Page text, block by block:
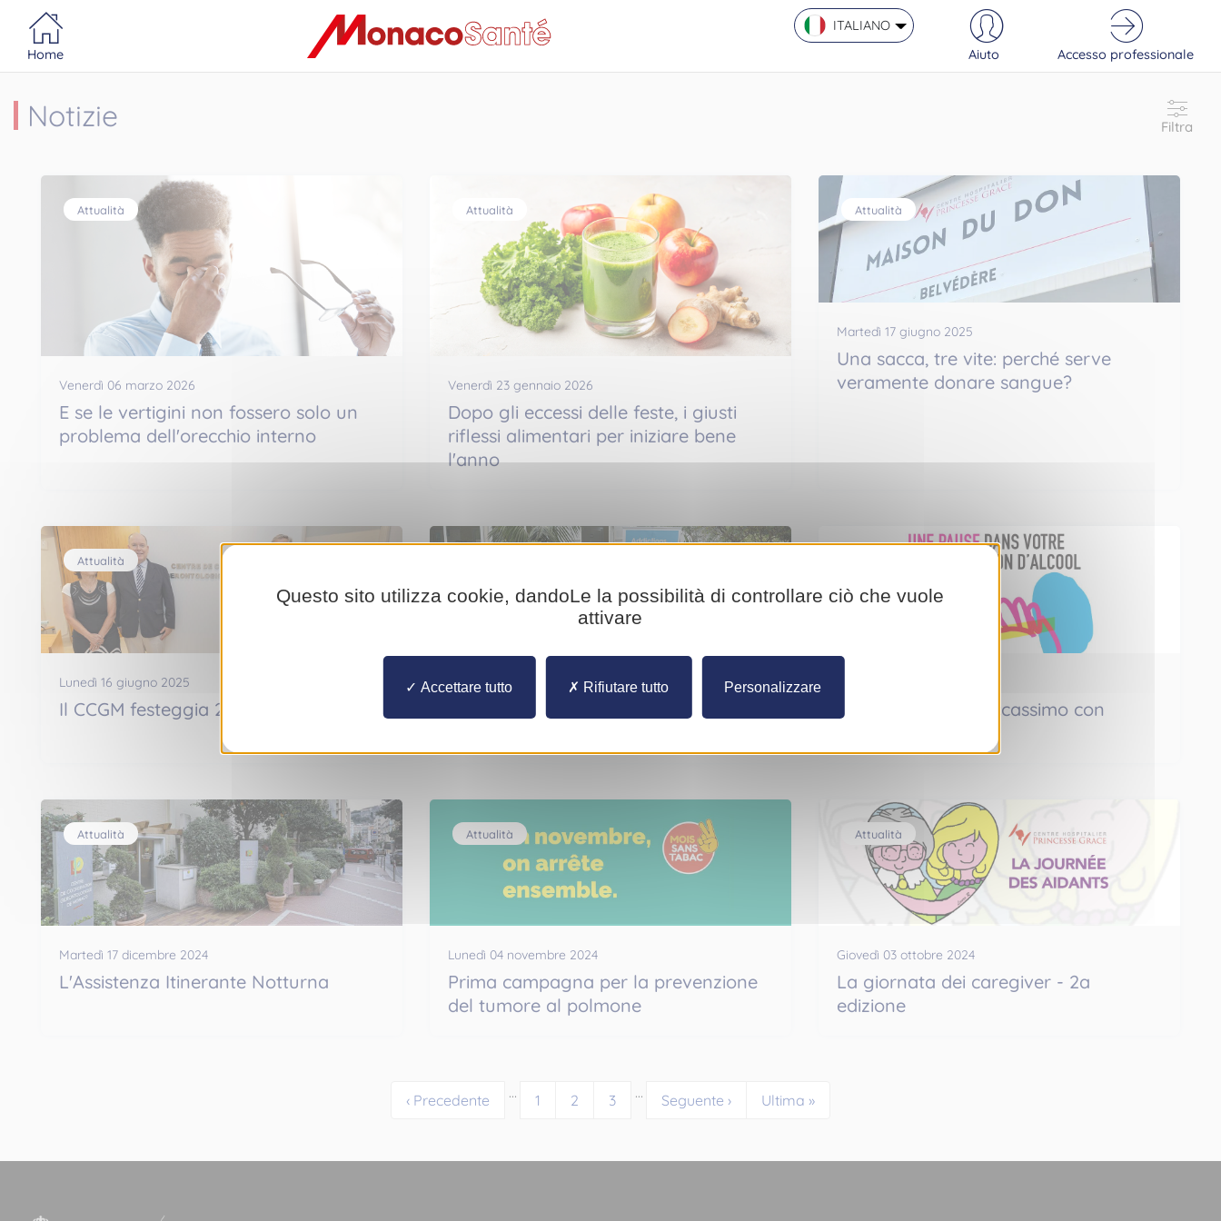
Home
Portail MonacoSante
ITALIANO
Aiuto
Accesso professionale
Notizie Filtra
Attualità
Venerdì 06 marzo 2026
E se le vertigini non fossero solo un
problema dell'orecchio interno
Attualità
Venerdì 23 gennaio 2026
Dopo gli eccessi delle feste, i giusti
riflessi alimentari per iniziare bene
l'anno
Attualità
Martedì 17 giugno 2025
Una sacca, tre vite: perché serve
veramente donare sangue?
Attualità
Lunedì 16 giugno 2025
Il CCGM festeggia 20 anni
Lunedì 16 giugno 2025
E se a gennaio staccassimo con
Attualità
Martedì 17 dicembre 2024
L'Assistenza Itinerante Notturna
Attualità
Lunedì 04 novembre 2024
Prima campagna per la prevenzione
del tumore al polmone
Attualità
Giovedì 03 ottobre 2024
La giornata dei caregiver - 2a
edizione
‹ Precedente … 1 2 3 … Seguente › Ultima »
Pannello di gestione dei cookie
Questo sito utilizza cookie, dandoLe la possibilità di controllare ciò che vuole
attivare
Accettare tutto Rifiutare tutto Personalizzare